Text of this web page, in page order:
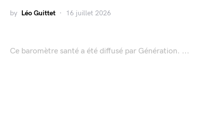
by Léo Guittet 16 juillet 2026
Ce baromètre santé a été diffusé par Génération. ...